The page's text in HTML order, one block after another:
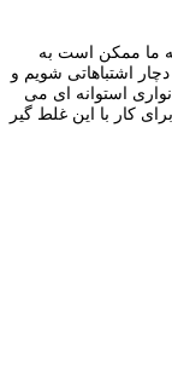
ما ممکن است به
اشتباهاتی شویم و
استوانه ای می
کار با این غلط گیر